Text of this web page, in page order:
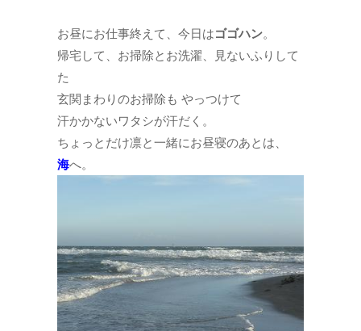
お昼にお仕事終えて、今日はゴゴハン。
帰宅して、お掃除とお洗濯、見ないふりして
た
玄関まわりのお掃除も やっつけて
汗かかないワタシが汗だく。
ちょっとだけ凛と一緒にお昼寝のあとは、
海へ。